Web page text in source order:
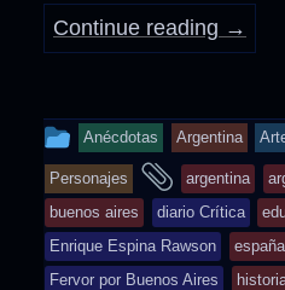
Continue reading →
This
entry
was
posted
in
Anécdotas Argentina
Personajes
and
tagged
argentina
buenos aires
diario Crítica
Enrique Espina Rawson
españa
Fervor por Buenos Aires